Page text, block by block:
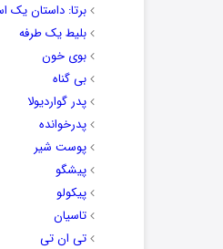
برتا: داستان یک
بلیط یک‌‌ طرفه
بوی خون
بی گناه
پدر گواردیولا
پدرخوانده
پوست شیر
پیشگو
پیکولو
تاسیان
تی ان تی